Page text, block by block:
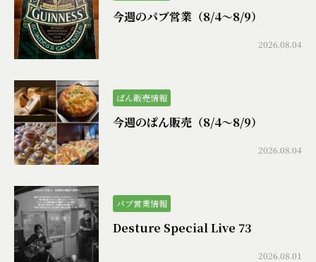
今週のパブ営業（8/4〜8/9）
2026.08.04
ぱん販売情報
今週のぱん販売（8/4〜8/9）
2026.08.04
パブ営業情報
Desture Special Live 73
2026.08.01